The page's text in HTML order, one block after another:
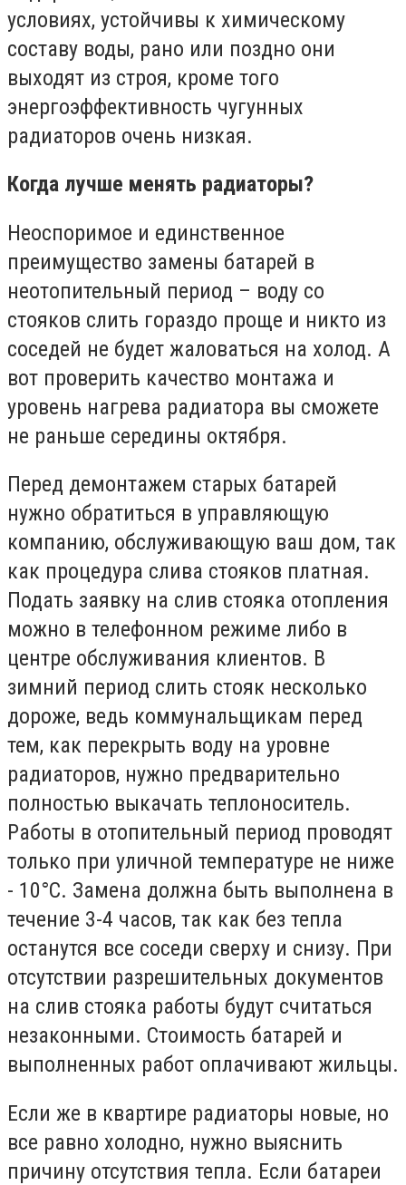
условиях, устойчивы к химическому
составу воды, рано или поздно они
выходят из строя, кроме того
энергоэффективность чугунных
радиаторов очень низкая.
Когда лучше менять радиаторы?
Неоспоримое и единственное
преимущество замены батарей в
неотопительный период – воду со
стояков слить гораздо проще и никто из
соседей не будет жаловаться на холод. А
вот проверить качество монтажа и
уровень нагрева радиатора вы сможете
не раньше середины октября.
Перед демонтажем старых батарей
нужно обратиться в управляющую
компанию, обслуживающую ваш дом, так
как процедура слива стояков платная.
Подать заявку на слив стояка отопления
можно в телефонном режиме либо в
центре обслуживания клиентов. В
зимний период слить стояк несколько
дороже, ведь коммунальщикам перед
тем, как перекрыть воду на уровне
радиаторов, нужно предварительно
полностью выкачать теплоноситель.
Работы в отопительный период проводят
только при уличной температуре не ниже
- 10°С. Замена должна быть выполнена в
течение 3-4 часов, так как без тепла
останутся все соседи сверху и снизу. При
отсутствии разрешительных документов
на слив стояка работы будут считаться
незаконными. Стоимость батарей и
выполненных работ оплачивают жильцы.
Если же в квартире радиаторы новые, но
все равно холодно, нужно выяснить
причину отсутствия тепла. Если батареи